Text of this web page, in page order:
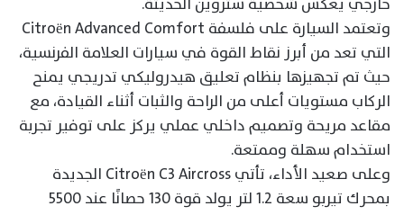
وتعتمد السيارة على فلسفة Citroën Advanced Comfort
التي تعد من أبرز نقاط القوة في سيارات العلامة الفرنسية،
حيث تم تجهيزها بنظام تعليق هيدروليكي تدريجي يمنح
الركاب مستويات أعلى من الراحة والثبات أثناء القيادة، مع
مقاعد مريحة وتصميم داخلي عملي يركز على توفير تجربة
استخدام سهلة وممتعة.
وعلى صعيد الأداء، تأتي Citroën C3 Aircross الجديدة
بمحرك تيربو سعة 1.2 لتر يولد قوة 130 حصانًا عند 5500